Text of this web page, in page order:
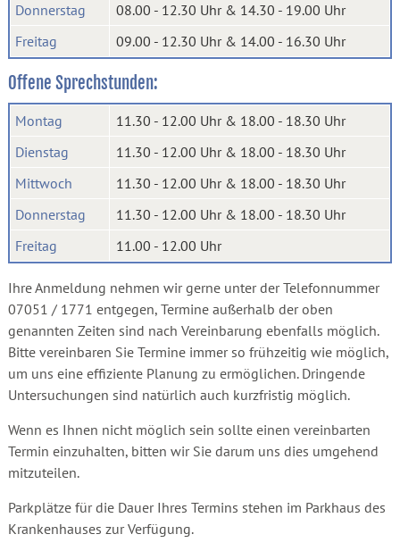
Donnerstag
08.00 - 12.30 Uhr & 14.30 - 19.00 Uhr
Freitag
09.00 - 12.30 Uhr & 14.00 - 16.30 Uhr
Offene Sprechstunden:
Montag
11.30 - 12.00 Uhr & 18.00 - 18.30 Uhr
Dienstag
11.30 - 12.00 Uhr & 18.00 - 18.30 Uhr
Mittwoch
11.30 - 12.00 Uhr & 18.00 - 18.30 Uhr
Donnerstag
11.30 - 12.00 Uhr & 18.00 - 18.30 Uhr
Freitag
11.00 - 12.00 Uhr
Ihre Anmeldung nehmen wir gerne unter der Telefonnummer
07051 / 1771 entgegen, Termine außerhalb der oben
genannten Zeiten sind nach Vereinbarung ebenfalls möglich.
Bitte vereinbaren Sie Termine immer so frühzeitig wie möglich,
um uns eine effiziente Planung zu ermöglichen. Dringende
Untersuchungen sind natürlich auch kurzfristig möglich.
Wenn es Ihnen nicht möglich sein sollte einen vereinbarten
Termin einzuhalten, bitten wir Sie darum uns dies umgehend
mitzuteilen.
Parkplätze für die Dauer Ihres Termins stehen im Parkhaus des
Krankenhauses zur Verfügung.